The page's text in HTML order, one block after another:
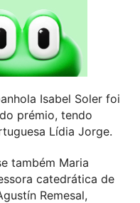
Isabel Soler foi
prémio, tendo
Lídia Jorge.
também Maria
catedrática de
Remesal,